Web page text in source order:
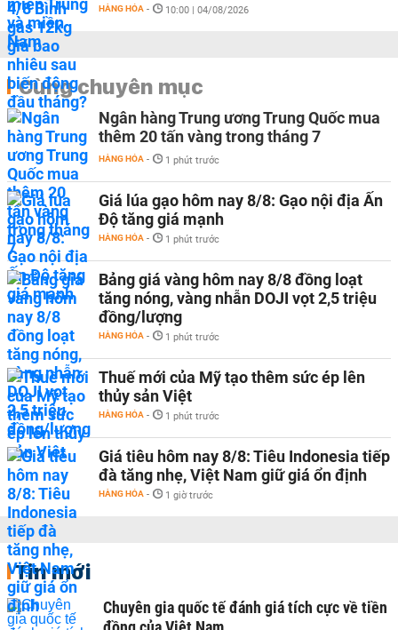
HÀNG HÓA - 10:00 | 04/08/2026
Cùng chuyên mục
Ngân hàng Trung ương Trung Quốc mua
thêm 20 tấn vàng trong tháng 7
HÀNG HÓA - 1 phút trước
Giá lúa gạo hôm nay 8/8: Gạo nội địa Ấn
Độ tăng giá mạnh
HÀNG HÓA - 1 phút trước
Bảng giá vàng hôm nay 8/8 đồng loạt
tăng nóng, vàng nhẫn DOJI vọt 2,5 triệu
đồng/lượng
HÀNG HÓA - 1 phút trước
Thuế mới của Mỹ tạo thêm sức ép lên
thủy sản Việt
HÀNG HÓA - 1 phút trước
Giá tiêu hôm nay 8/8: Tiêu Indonesia tiếp
đà tăng nhẹ, Việt Nam giữ giá ổn định
HÀNG HÓA - 1 giờ trước
Tin mới
Chuyên gia quốc tế đánh giá tích cực về tiền